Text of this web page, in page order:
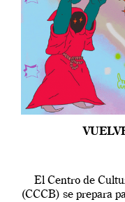
El Centro de
(CCCB) se prepara